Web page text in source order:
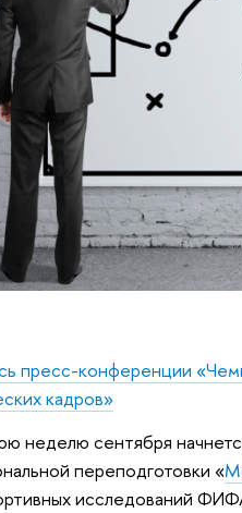
пресс-конференции
кадров»
неделю сентября
переподготовки «
исследований